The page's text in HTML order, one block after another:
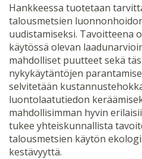
Hankkeessa tuotetaan
talousmetsien
uudistamiseksi. Tavoitteena
käytössä olevan
mahdolliset puutteet sekä
nykykäytäntöjen
selvitetään
luontolaatutiedon
mahdollisimman hyvin
tukee yhteiskunnallista
talousmetsien käytön
kestävyyttä.